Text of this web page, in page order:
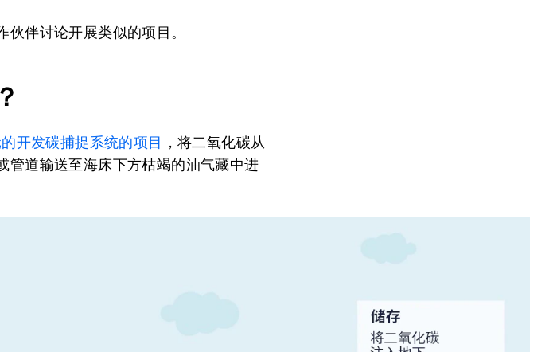
伴讨论开展类似的项目。
开发碳捕捉系统的项目 ，将二氧化碳从
管道输送至海床下方枯竭的油气藏中进